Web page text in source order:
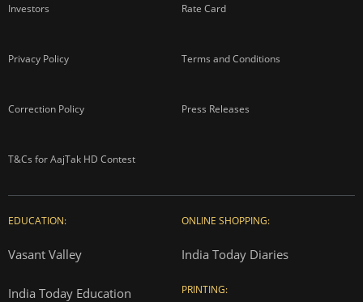
Investors Rate Card
Privacy Policy Terms and Conditions
Correction Policy Press Releases
T&Cs for AajTak HD Contest
EDUCATION:
Vasant Valley
India Today Education
ONLINE SHOPPING:
India Today Diaries
PRINTING: